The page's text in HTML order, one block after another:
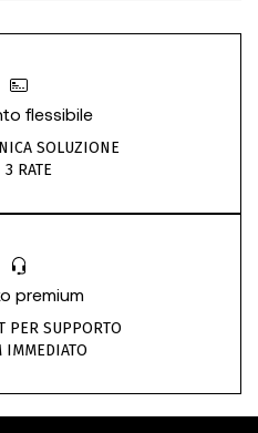
flessibile
SOLUZIONE
RATE
premium
PER SUPPORTO
IMMEDIATO